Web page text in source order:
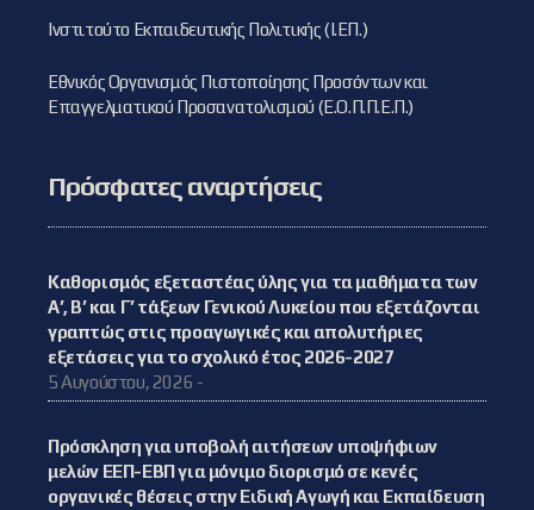
Ινστιτούτο Εκπαιδευτικής Πολιτικής (Ι.ΕΠ.)
Εθνικός Οργανισμός Πιστοποίησης Προσόντων και
Επαγγελματικού Προσανατολισμού (Ε.Ο.Π.Π.Ε.Π.)
Πρόσφατες αναρτήσεις
Καθορισμός εξεταστέας ύλης για τα μαθήματα των
Α’, Β’ και Γ’ τάξεων Γενικού Λυκείου που εξετάζονται
γραπτώς στις προαγωγικές και απολυτήριες
εξετάσεις για το σχολικό έτος 2026-2027
5 Αυγούστου, 2026 -
Πρόσκληση για υποβολή αιτήσεων υποψήφιων
μελών ΕΕΠ-ΕΒΠ για μόνιμο διορισμό σε κενές
οργανικές θέσεις στην Ειδική Αγωγή και Εκπαίδευση